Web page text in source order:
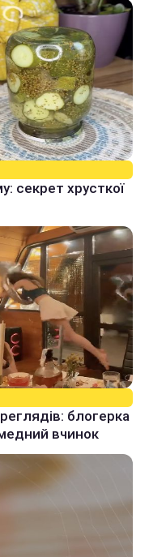
секрет хрусткої
блогерка
вчинок